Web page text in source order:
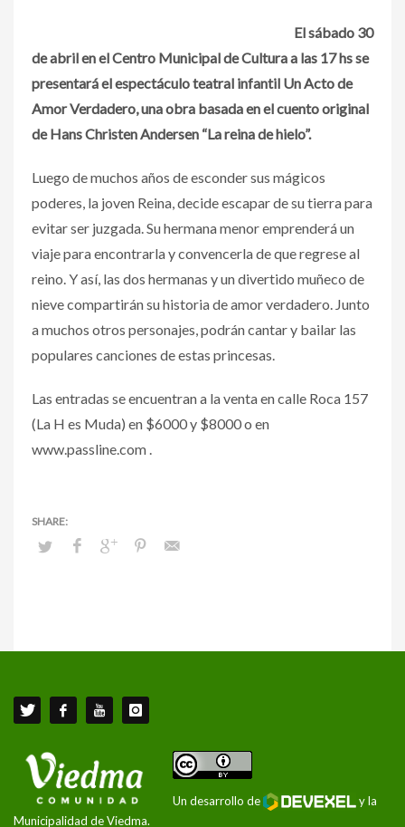
El sábado 30
de abril en el Centro Municipal de Cultura a las 17 hs se
presentará el espectáculo teatral infantil Un Acto de
Amor Verdadero, una obra basada en el cuento original
de Hans Christen Andersen “La reina de hielo”.
Luego de muchos años de esconder sus mágicos
poderes, la joven Reina, decide escapar de su tierra para
evitar ser juzgada. Su hermana menor emprenderá un
viaje para encontrarla y convencerla de que regrese al
reino. Y así, las dos hermanas y un divertido muñeco de
nieve compartirán su historia de amor verdadero. Junto
a muchos otros personajes, podrán cantar y bailar las
populares canciones de estas princesas.
Las entradas se encuentran a la venta en calle Roca 157
(La H es Muda) en $6000 y $8000 o en
www.passline.com .
Un desarrollo de
y la
Municipalidad de Viedma.